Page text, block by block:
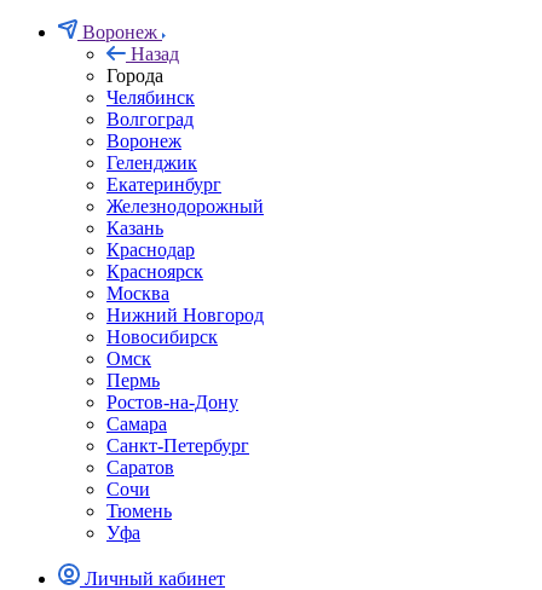
Воронеж
Назад
Города
Челябинск
Волгоград
Воронеж
Геленджик
Екатеринбург
Железнодорожный
Казань
Краснодар
Красноярск
Москва
Нижний Новгород
Новосибирск
Омск
Пермь
Ростов-на-Дону
Самара
Санкт-Петербург
Саратов
Сочи
Тюмень
Уфа
Личный кабинет